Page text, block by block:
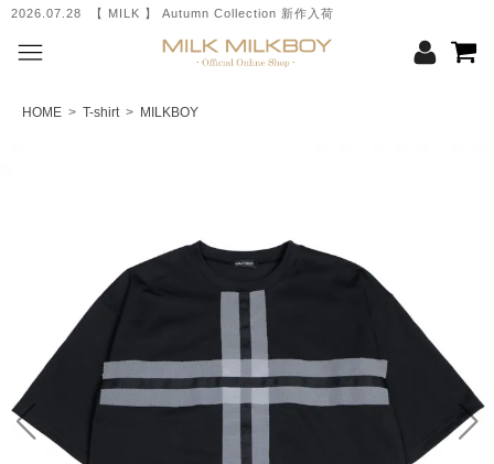
2026.07.28 【 MILK 】 Autumn Collection 新作入荷
HOME > T-shirt> MILKBOY